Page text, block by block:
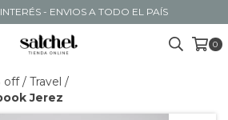
- ENVIOS A TODO EL PAÍS
0
off / Travel /
Jerez